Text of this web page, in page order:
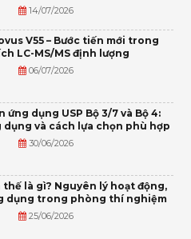
14/07/2026
V55 – Bước tiến mới trong
LC-MS/MS định lượng
06/07/2026
ứng dụng USP Bộ 3/7 và Bộ 4:
dụng và cách lựa chọn phù hợp
30/06/2026
thế là gì? Nguyên lý hoạt động,
dụng trong phòng thí nghiệm
25/06/2026